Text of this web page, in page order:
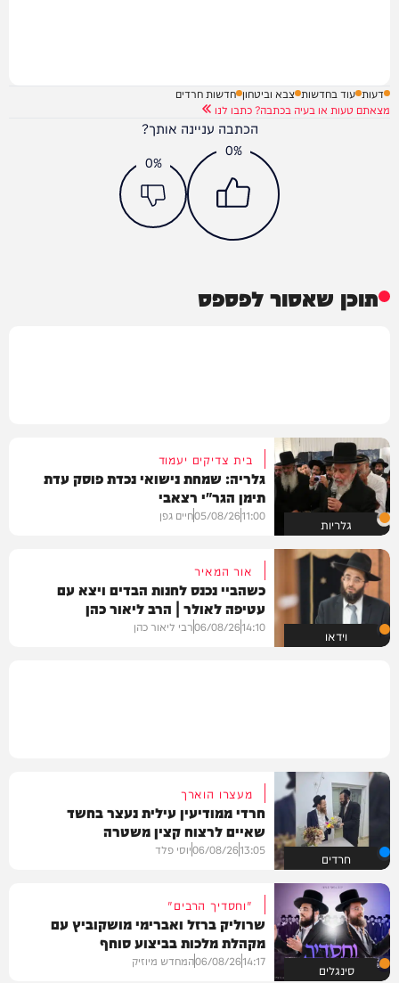
דעות עוד בחדשות צבא וביטחון חדשות חרדים
מצאתם טעות או בעיה בכתבה? כתבו לנו
הכתבה עניינה אותך?
0%
0%
תוכן שאסור לפספס
גלריות
בית צדיקים יעמוד
גלריה: שמחת נישואי נכדת פוסק עדת
תימן הגר"י רצאבי
11:00
05/08/26חיים גפן
וידאו
אור המאיר
כשהביי נכנס לחנות הבדים ויצא עם
עטיפה לאולר | הרב ליאור כהן
14:10
06/08/26רבי ליאור כהן
חרדים
מעצרו הוארך
חרדי ממודיעין עילית נעצר בחשד
שאיים לרצוח קצין משטרה
13:05
06/08/26יוסי פלד
סינגלים
"וחסדיך הרבים"
שרוליק ברזל ואברימי מושקוביץ עם
מקהלת מלכות בביצוע סוחף
14:17
06/08/26המחדש מיוזיק